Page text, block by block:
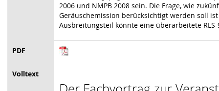
2006 und NMPB 2008 sein. Die Frage, wie
Geräuschemission berücksichtigt werden soll
Ausbreitungsteil könnte eine überarbeitete
PDF
Volltext